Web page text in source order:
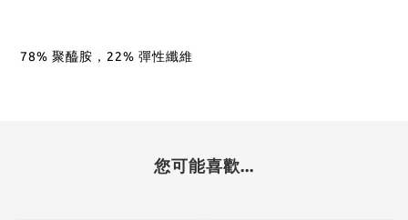
78% 聚醯胺，22% 彈性纖維
您可能喜歡...